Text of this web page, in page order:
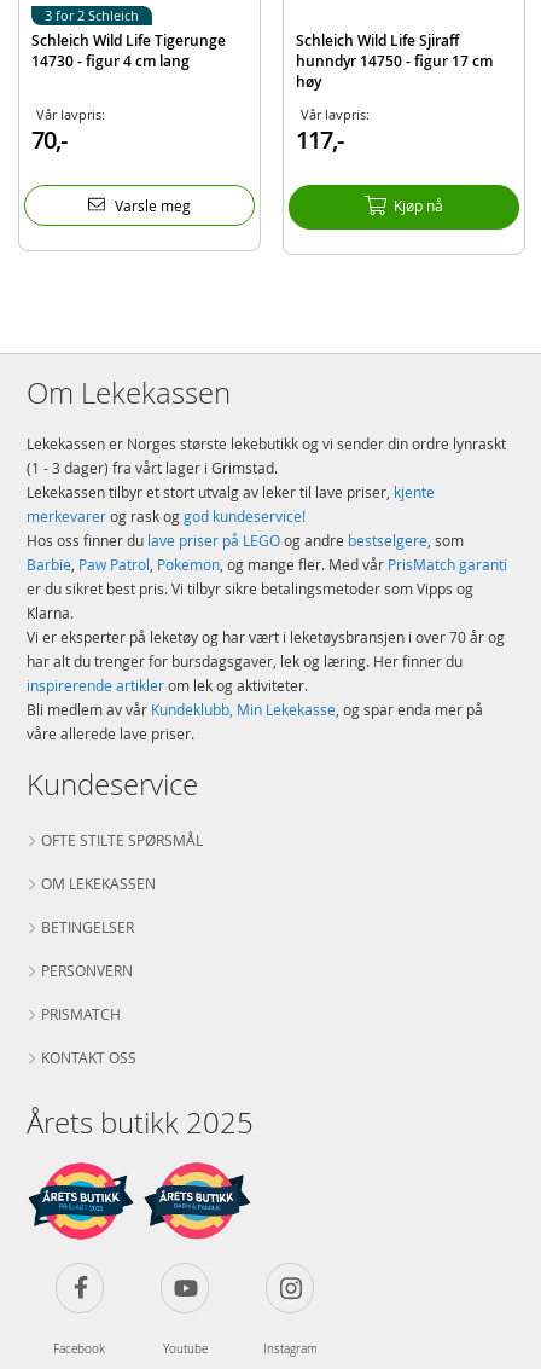
Schleich Wild Life Tigerunge
14730 - figur 4 cm lang
Vår lavpris:
70,-
Varsle meg
3 for 2 Schleich
Schleich Wild Life Sjiraff
hunndyr 14750 - figur 17 cm
høy
Vår lavpris:
117,-
Kjøp nå
Om Lekekassen
Lekekassen er Norges største lekebutikk og vi sender din ordre lynraskt
(1 - 3 dager) fra vårt lager i Grimstad.
Lekekassen tilbyr et stort utvalg av leker til lave priser, kjente
merkevarerog rask oggod kundeservice!
Hos oss finner du lave priser på LEGOog andre bestselgere, som
Barbie, Paw Patrol, Pokemon, og mange fler. Med vår PrisMatch garanti
er du sikret best pris. Vi tilbyr sikre betalingsmetoder som Vipps og
Klarna.
Vi er eksperter på leketøy og har vært i leketøysbransjen i over 70 år og
har alt du trenger for bursdagsgaver, lek og læring. Her finner du
inspirerende artiklerom lek og aktiviteter.
Bli medlem av vår Kundeklubb, Min Lekekasse, og spar enda mer på
våre allerede lave priser.
Kundeservice
OFTE STILTE SPØRSMÅL
OM LEKEKASSEN
BETINGELSER
PERSONVERN
PRISMATCH
KONTAKT OSS
Årets butikk 2025
Facebook Youtube Instagram